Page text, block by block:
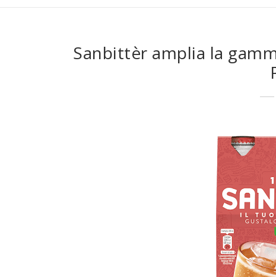
Sanbittèr amplia la